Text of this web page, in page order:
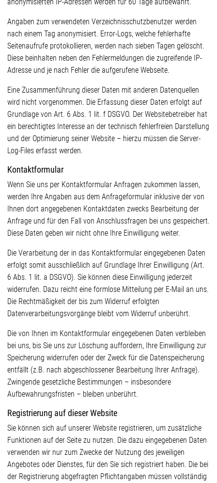
Angaben zum verwendeten Verzeichnisschutzbenutzer werden
nach einem Tag anonymisiert. Error-Logs, welche fehlerhafte
Seitenaufrufe protokollieren, werden nach sieben Tagen gelöscht.
Diese beinhalten neben den Fehlermeldungen die zugreifende IP-
Adresse und je nach Fehler die aufgerufene Webseite.
Eine Zusammenführung dieser Daten mit anderen Datenquellen
wird nicht vorgenommen. Die Erfassung dieser Daten erfolgt auf
Grundlage von Art. 6 Abs. 1 lit. f DSGVO. Der Websitebetreiber hat
ein berechtigtes Interesse an der technisch fehlerfreien Darstellung
und der Optimierung seiner Website – hierzu müssen die Server-
Log-Files erfasst werden.
Kontaktformular
Wenn Sie uns per Kontaktformular Anfragen zukommen lassen,
werden Ihre Angaben aus dem Anfrageformular inklusive der von
Ihnen dort angegebenen Kontaktdaten zwecks Bearbeitung der
Anfrage und für den Fall von Anschlussfragen bei uns gespeichert.
Diese Daten geben wir nicht ohne Ihre Einwilligung weiter.
Die Verarbeitung der in das Kontaktformular eingegebenen Daten
erfolgt somit ausschließlich auf Grundlage Ihrer Einwilligung (Art.
6 Abs. 1 lit. a DSGVO). Sie können diese Einwilligung jederzeit
widerrufen. Dazu reicht eine formlose Mitteilung per E-Mail an uns.
Die Rechtmäßigkeit der bis zum Widerruf erfolgten
Datenverarbeitungsvorgänge bleibt vom Widerruf unberührt.
Die von Ihnen im Kontaktformular eingegebenen Daten verbleiben
bei uns, bis Sie uns zur Löschung auffordern, Ihre Einwilligung zur
Speicherung widerrufen oder der Zweck für die Datenspeicherung
entfällt (z.B. nach abgeschlossener Bearbeitung Ihrer Anfrage).
Zwingende gesetzliche Bestimmungen – insbesondere
Aufbewahrungsfristen – bleiben unberührt.
Registrierung auf dieser Website
Sie können sich auf unserer Website registrieren, um zusätzliche
Funktionen auf der Seite zu nutzen. Die dazu eingegebenen Daten
verwenden wir nur zum Zwecke der Nutzung des jeweiligen
Angebotes oder Dienstes, für den Sie sich registriert haben. Die bei
der Registrierung abgefragten Pflichtangaben müssen vollständig